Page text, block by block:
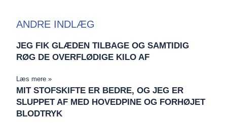
ANDRE INDLÆG
JEG FIK GLÆDEN TILBAGE OG SAMTIDIG
RØG DE OVERFLØDIGE KILO AF
Læs mere »
MIT STOFSKIFTE ER BEDRE, OG JEG ER
SLUPPET AF MED HOVEDPINE OG FORHØJET
BLODTRYK